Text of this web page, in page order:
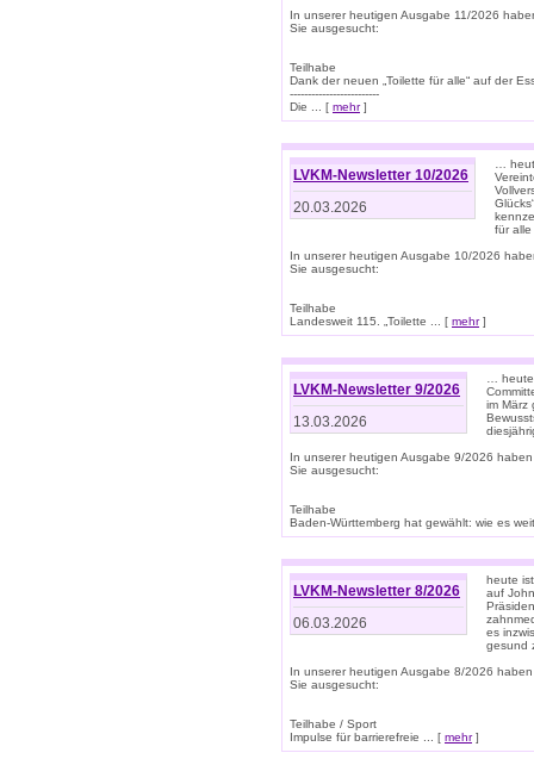
In unserer heutigen Ausgabe 11/2026
Sie ausgesucht:
Teilhabe
Dank der neuen „Toilette für alle“ auf der
-------------------------
Die ... [ mehr]
LVKM-Newsletter 10/2026
20.03.2026
…
für
In unserer heutigen Ausgabe 10/2026
Sie ausgesucht:
Teilhabe
Landesweit 115. „Toilette ... [ mehr]
LVKM-Newsletter 9/2026
13.03.2026
…
im März
In unserer heutigen Ausgabe 9/2026
Sie ausgesucht:
Teilhabe
Baden-Württemberg hat gewählt: wie es
LVKM-Newsletter 8/2026
06.03.2026
heute
auf
es
gesund
In unserer heutigen Ausgabe 8/2026
Sie ausgesucht:
Teilhabe / Sport
Impulse für barrierefreie ... [ mehr]